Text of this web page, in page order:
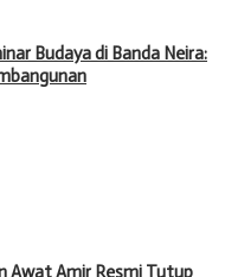
Budaya di Banda Neira:
Awat Amir Resmi Tutup